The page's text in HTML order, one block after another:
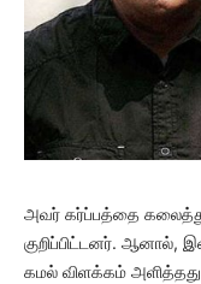
அவர் கர்ப்பத்தை கலைத்து
குறிப்பிட்டனர். ஆனால்,
கமல் விளக்கம் அளித்தது